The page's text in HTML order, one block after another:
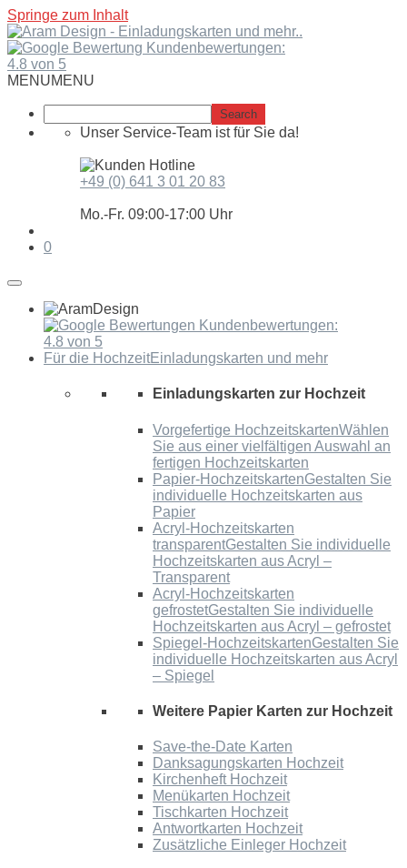
Springe zum Inhalt
Kundenbewertungen:
4.8 von 5
MENUMENU
Unser Service-Team ist für Sie da!
+49 (0) 641 3 01 20 83
Mo.-Fr. 09:00-17:00 Uhr
0
Kundenbewertungen:
4.8 von 5
Für die HochzeitEinladungskarten und mehr
Einladungskarten zur Hochzeit
Vorgefertige HochzeitskartenWählen
Sie aus einer vielfältigen Auswahl an
fertigen Hochzeitskarten
Papier-HochzeitskartenGestalten Sie
individuelle Hochzeitskarten aus
Papier
Acryl-Hochzeitskarten
transparentGestalten Sie individuelle
Hochzeitskarten aus Acryl –
Transparent
Acryl-Hochzeitskarten
gefrostetGestalten Sie individuelle
Hochzeitskarten aus Acryl – gefrostet
Spiegel-HochzeitskartenGestalten Sie
individuelle Hochzeitskarten aus Acryl
– Spiegel
Weitere Papier Karten zur Hochzeit
Save-the-Date Karten
Danksagungskarten Hochzeit
Kirchenheft Hochzeit
Menükarten Hochzeit
Tischkarten Hochzeit
Antwortkarten Hochzeit
Zusätzliche Einleger Hochzeit